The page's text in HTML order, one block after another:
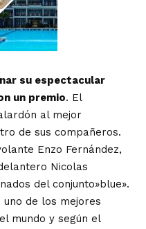
su espectacular
un premio. El
al mejor
de sus compañeros.
Enzo Fernández,
Nicolas
del conjunto»blue».
uno de los mejores
mundo y según el